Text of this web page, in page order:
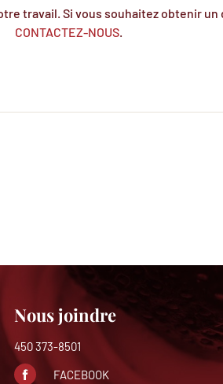
travail. Si vous souhaitez obtenir
CONTACTEZ-NOUS.
Nous joindre
450 373-8501
FACEBOOK